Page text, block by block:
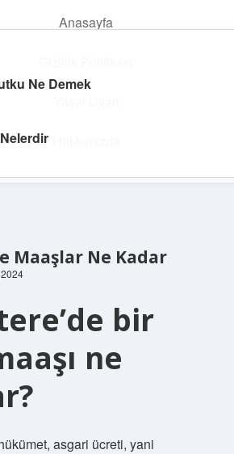
Anasayfa
önerilerle gününü aydınlat!
Maaşlar Ne Kadar
bir
ne
asgari ücreti, yani
Ne Demek